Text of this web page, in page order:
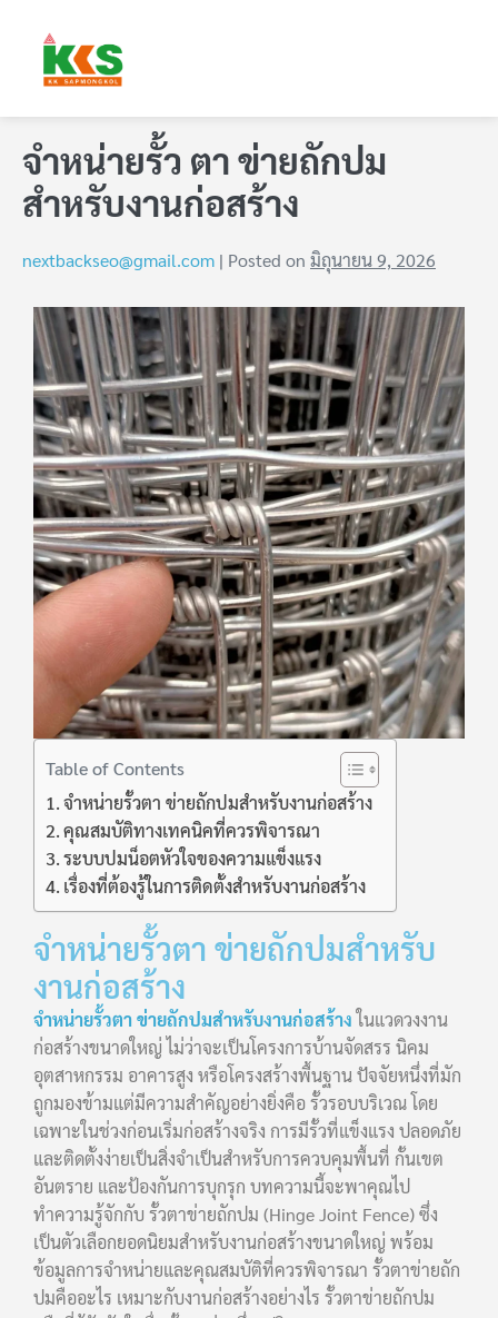
จำหน่ายรั้ว ตา ข่ายถักปม
สำหรับงานก่อสร้าง
nextbackseo@gmail.com | Posted on มิถุนายน 9, 2026
Table of Contents
จำหน่ายรั้วตา ข่ายถักปมสำหรับงานก่อสร้าง
คุณสมบัติทางเทคนิคที่ควรพิจารณา
ระบบปมน็อตหัวใจของความแข็งแรง
เรื่องที่ต้องรู้ในการติดตั้งสำหรับงานก่อสร้าง
จำหน่ายรั้วตา ข่ายถักปมสำหรับ
งานก่อสร้าง
จำหน่ายรั้วตา ข่ายถักปมสำหรับงานก่อสร้างในแวดวงงาน
ก่อสร้างขนาดใหญ่ ไม่ว่าจะเป็นโครงการบ้านจัดสรร นิคม
อุตสาหกรรม อาคารสูง หรือโครงสร้างพื้นฐาน ปัจจัยหนึ่งที่มัก
ถูกมองข้ามแต่มีความสำคัญอย่างยิ่งคือ รั้วรอบบริเวณ โดย
เฉพาะในช่วงก่อนเริ่มก่อสร้างจริง การมีรั้วที่แข็งแรง ปลอดภัย
และติดตั้งง่ายเป็นสิ่งจำเป็นสำหรับการควบคุมพื้นที่ กั้นเขต
อันตราย และป้องกันการบุกรุก บทความนี้จะพาคุณไป
ทำความรู้จักกับ รั้วตาข่ายถักปม (Hinge Joint Fence) ซึ่ง
เป็นตัวเลือกยอดนิยมสำหรับงานก่อสร้างขนาดใหญ่ พร้อม
ข้อมูลการจำหน่ายและคุณสมบัติที่ควรพิจารณา รั้วตาข่ายถัก
ปมคืออะไร เหมาะกับงานก่อสร้างอย่างไร รั้วตาข่ายถักปม